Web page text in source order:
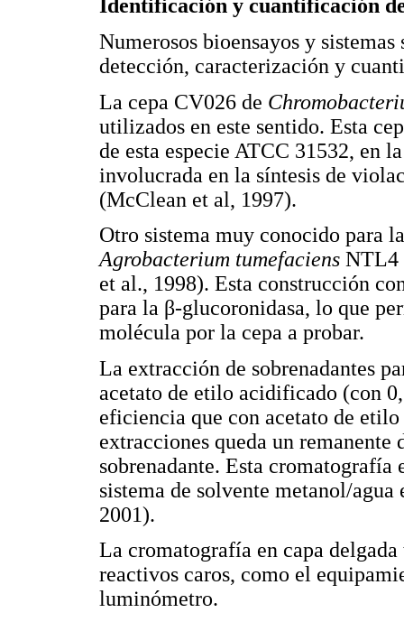
Identificación y cuantificación
Numerosos bioensayos y
detección, caracterización y
La cepa CV026 de
utilizados en este sentido. Esta
de esta especie ATCC 31532, en
involucrada en la síntesis de
(McClean et al, 1997).
Otro sistema muy conocido para
Agrobacterium tumefaciens NTL4
et al., 1998). Esta construcción
para la β-glucoronidasa, lo que
molécula por la cepa a probar.
La extracción de sobrenadantes
acetato de etilo acidificado (con
eficiencia que con acetato de
extracciones queda un
sobrenadante. Esta cromatografía
sistema de solvente metanol/
2001).
La cromatografía en capa
reactivos caros, como el
luminómetro.